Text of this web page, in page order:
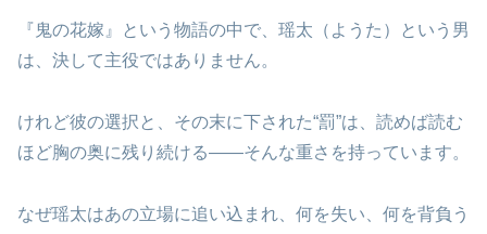
『鬼の花嫁』という物語の中で、瑶太（ようた）という男
は、決して主役ではありません。
けれど彼の選択と、その末に下された“罰”は、読めば読む
ほど胸の奥に残り続ける――そんな重さを持っています。
なぜ瑶太はあの立場に追い込まれ、何を失い、何を背負う